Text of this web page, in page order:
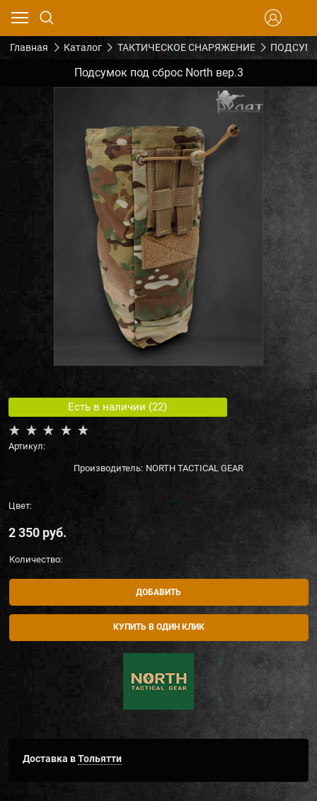
Главная Каталог ТАКТИЧЕСКОЕ СНАРЯЖЕНИЕ
Подсумок под сброс North вер.3
Есть в наличии (22)
Артикул:
Производитель: NORTH TACTICAL GEAR
Цвет:
2 350 руб.
Количество:
ДОБАВИТЬ
КУПИТЬ В ОДИН КЛИК
Доставка вТольятти